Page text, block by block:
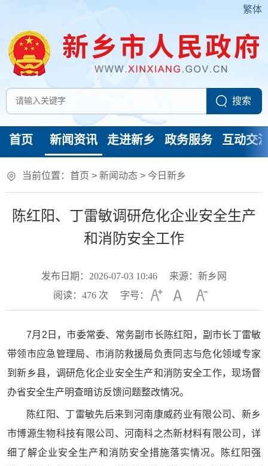
繁体
首页 新闻资讯 走进新乡 政务服务 互动交
当前位置： 首页 > 新闻动态 > 今日新乡
陈红阳、丁雷敏调研危化企业安全生产
和消防安全工作
发布日期：2026-07-03 10:46
来源：新乡网
阅读： 476次 字号：
7月2日，市委常委、常务副市长陈红阳，副市长丁雷敏
带领市应急管理局、市消防救援局负责同志与危化领域专家
到新乡县，调研危化企业安全生产和消防安全工作，现场督
办省安全生产明查暗访反馈问题整改情况。
陈红阳、丁雷敏先后来到河南康威药业有限公司、新乡
市博源生物科技有限公司、河南科之杰新材料有限公司，详
细了解企业安全生产和消防安全措施落实情况。陈红阳强